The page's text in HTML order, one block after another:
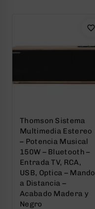
Thomson Sistema
Multimedia Estereo
– Potencia Musical
150W – Bluetooth –
Entrada TV, RCA,
USB, Optica – Mando
a Distancia –
Acabado Madera y
Negro